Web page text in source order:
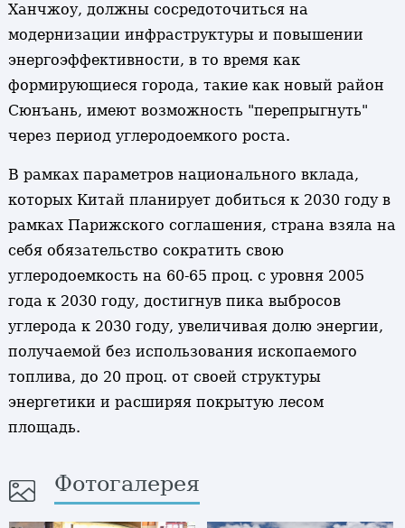
Ханчжоу, должны сосредоточиться на
модернизации инфраструктуры и повышении
энергоэффективности, в то время как
формирующиеся города, такие как новый район
Сюнъань, имеют возможность "перепрыгнуть"
через период углеродоемкого роста.
В рамках параметров национального вклада,
которых Китай планирует добиться к 2030 году в
рамках Парижского соглашения, страна взяла на
себя обязательство сократить свою
углеродоемкость на 60-65 проц. с уровня 2005
года к 2030 году, достигнув пика выбросов
углерода к 2030 году, увеличивая долю энергии,
получаемой без использования ископаемого
топлива, до 20 проц. от своей структуры
энергетики и расширяя покрытую лесом
площадь.
Фотогалерея